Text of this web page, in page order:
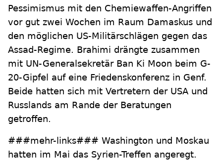
Pessimismus mit den Chemiewaffen-Angriffen
vor gut zwei Wochen im Raum Damaskus und
den möglichen US-Militärschlägen gegen das
Assad-Regime. Brahimi drängte zusammen
mit UN-Generalsekretär Ban Ki Moon beim G-
20-Gipfel auf eine Friedenskonferenz in Genf.
Beide hatten sich mit Vertretern der USA und
Russlands am Rande der Beratungen
getroffen.
###mehr-links### Washington und Moskau
hatten im Mai das Syrien-Treffen angeregt.